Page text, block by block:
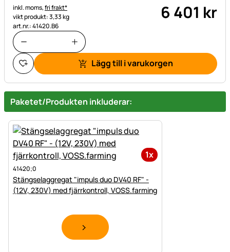
Skatteinformation:
inkl. moms,fri frakt*
vikt produkt: 3,33 kg
art.nr.: 41420.B6
6 401 kr
Lägg till i varukorgen
Paketet/Produkten inkluderar:
1x
41420;0
Stängselaggregat "impuls duo DV40 RF" -
(12V, 230V) med fjärrkontroll, VOSS.farming